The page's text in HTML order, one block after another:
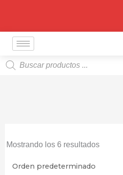
contenido
Búsqueda
de
Mostrando los 6 resultados